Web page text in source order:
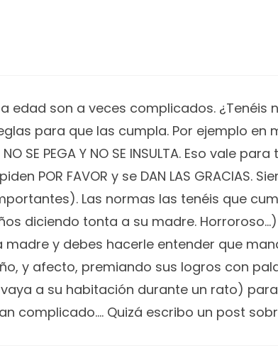
edad son a veces complicados.
para que las cumpla. Por ejemplo
NO SE PEGA Y NO SE INSULTA. Eso vale
POR FAVOR y se DAN LAS GRACIAS.
Las normas las tenéis que
diciendo tonta a su madre.
madre y debes hacerle entender que
y afecto, premiando sus logros con
a su habitación durante un rato)
complicado…. Quizá escribo un post